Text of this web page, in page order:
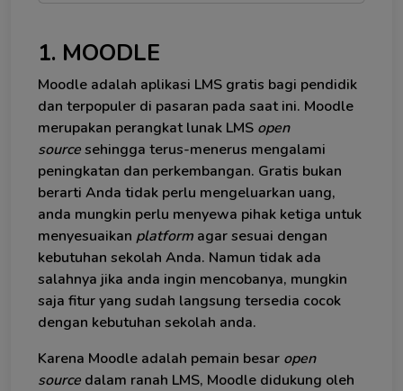
1. MOODLE
Moodle adalah aplikasi LMS gratis bagi pendidik
dan terpopuler di pasaran pada saat ini. Moodle
merupakan perangkat lunak LMS open
sourcesehingga terus-menerus mengalami
peningkatan dan perkembangan. Gratis bukan
berarti Anda tidak perlu mengeluarkan uang,
anda mungkin perlu menyewa pihak ketiga untuk
menyesuaikan platform agar sesuai dengan
kebutuhan sekolah Anda. Namun tidak ada
salahnya jika anda ingin mencobanya, mungkin
saja fitur yang sudah langsung tersedia cocok
dengan kebutuhan sekolah anda.
Karena Moodle adalah pemain besar open
source dalam ranah LMS, Moodle didukung oleh